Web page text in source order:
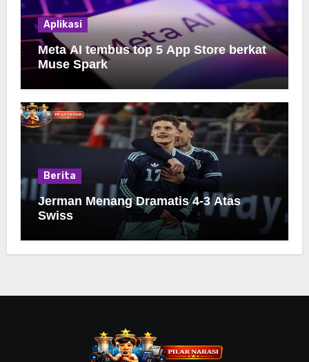
Aplikasi
Meta AI tembus top 5 App Store berkat
Muse Spark
Berita
Jerman Menang Dramatis 4-3 Atas
Swiss